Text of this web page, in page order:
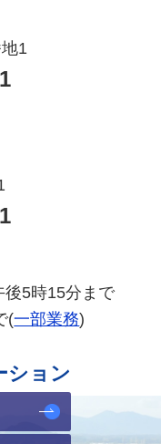
1
後5時15分まで
(一部業務)
ション